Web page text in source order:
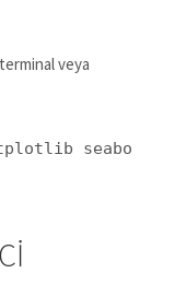
veya
seaborn